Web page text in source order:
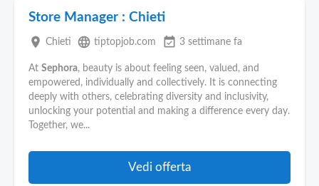
Store Manager : Chieti
place Chieti language tiptopjob.com event_available 3 settimane fa
At Sephora, beauty is about feeling seen, valued, and
empowered, individually and collectively. It is connecting
deeply with others, celebrating diversity and inclusivity,
unlocking your potential and making a difference every day.
Together, we...
Vedi offerta